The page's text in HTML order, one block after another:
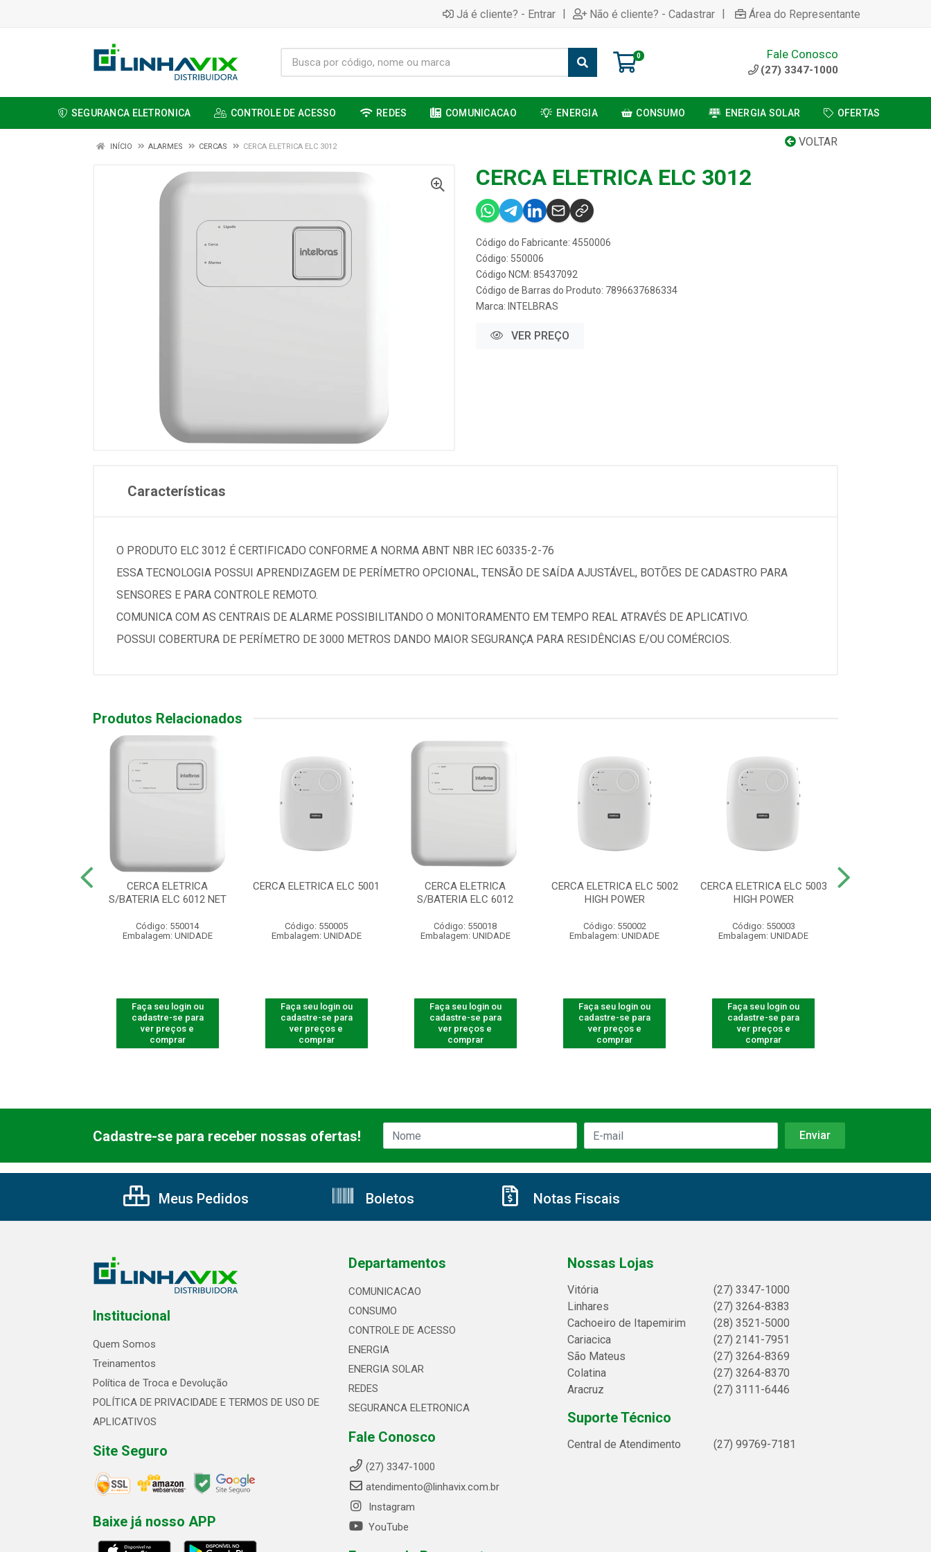
Já é cliente? - Entrar | Não é cliente? - Cadastrar | Área do Representante
0 Fale Conosco
(27) 3347-1000
SEGURANCA ELETRONICA CONTROLE DE ACESSO REDES COMUNICACAO ENERGIA CONSUMO ENERGIA SOLAR OFERTAS
VOLTAR
INÍCIO ALARMES CERCAS CERCA ELETRICA ELC 3012
CERCA ELETRICA ELC 3012
Código do Fabricante: 4550006
Código: 550006
Código NCM: 85437092
Código de Barras do Produto: 7896637686334
Marca: INTELBRAS
VER PREÇO
Características
O PRODUTO ELC 3012 É CERTIFICADO CONFORME A NORMA ABNT NBR IEC 60335-2-76
ESSA TECNOLOGIA POSSUI APRENDIZAGEM DE PERÍMETRO OPCIONAL, TENSÃO DE SAÍDA AJUSTÁVEL, BOTÕES DE CADASTRO PARA
SENSORES E PARA CONTROLE REMOTO.
COMUNICA COM AS CENTRAIS DE ALARME POSSIBILITANDO O MONITORAMENTO EM TEMPO REAL ATRAVÉS DE APLICATIVO.
POSSUI COBERTURA DE PERÍMETRO DE 3000 METROS DANDO MAIOR SEGURANÇA PARA RESIDÊNCIAS E/OU COMÉRCIOS.
Produtos Relacionados
CERCA ELETRICA
S/BATERIA ELC 6012 NET
Código: 550014
Embalagem: UNIDADE
Faça seu login ou
cadastre-se para
ver preços e
comprar
CERCA ELETRICA ELC 5001
Código: 550005
Embalagem: UNIDADE
Faça seu login ou
cadastre-se para
ver preços e
comprar
CERCA ELETRICA
S/BATERIA ELC 6012
Código: 550018
Embalagem: UNIDADE
Faça seu login ou
cadastre-se para
ver preços e
comprar
CERCA ELETRICA ELC 5002
HIGH POWER
Código: 550002
Embalagem: UNIDADE
Faça seu login ou
cadastre-se para
ver preços e
comprar
CERCA ELETRICA ELC 5003
HIGH POWER
Código: 550003
Embalagem: UNIDADE
Faça seu login ou
cadastre-se para
ver preços e
comprar
Cadastre-se para receber nossas ofertas!
Meus Pedidos Boletos Notas Fiscais
Institucional
Quem Somos
Treinamentos
Política de Troca e Devolução
POLÍTICA DE PRIVACIDADE E TERMOS DE USO DE
APLICATIVOS
Site Seguro
Baixe já nosso APP
Departamentos
COMUNICACAO
CONSUMO
CONTROLE DE ACESSO
ENERGIA
ENERGIA SOLAR
REDES
SEGURANCA ELETRONICA
Fale Conosco
(27) 3347-1000
atendimento@linhavix.com.br
Instagram
YouTube
Nossas Lojas
Vitória
(27) 3347-1000
Linhares
(27) 3264-8383
Cachoeiro de Itapemirim
(28) 3521-5000
Cariacica
(27) 2141-7951
São Mateus
(27) 3264-8369
Colatina
(27) 3264-8370
Aracruz
(27) 3111-6446
Suporte Técnico
Central de Atendimento (27) 99769-7181